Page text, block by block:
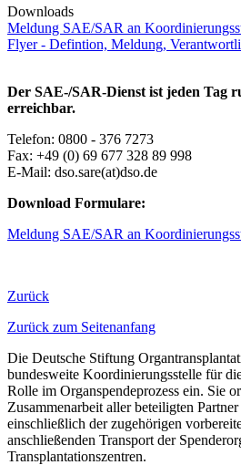
Downloads
​Meldung SAE/SAR an
Flyer - Defintion, Meldung,
Der SAE-/SAR-Dienst ist jeden Tag
erreichbar.
Telefon: 0800 - 376 7273
Fax: +49 (0) 69 677 328 89 998
E-Mail: dso.sare(at)dso.de
Download Formulare:
Meldung SAE/SAR an
Zurück
Zurück zum Seitenanfang
Die Deutsche Stiftung
bundesweite Koordinierungsstelle für
Rolle im Organspendeprozess ein. Sie
Zusammenarbeit aller beteiligten
einschließlich der zugehörigen
anschließenden Transport der
Transplantationszentren.